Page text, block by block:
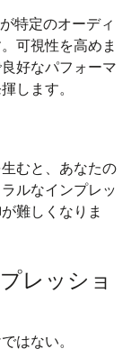
特定のオーディ
可視性を高めま
好なパフォーマ
します。
むと、あなたの
ルなインプレッ
難しくなりま
レッショ
はない。